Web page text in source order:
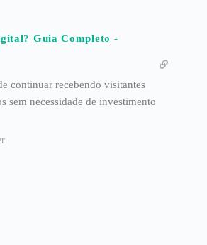
Guia Completo -
continuar recebendo visitantes
sem necessidade de investimento